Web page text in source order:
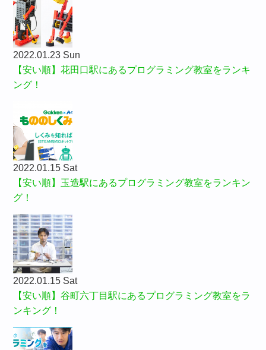
2022.01.23 Sun
【安い順】花田口駅にあるプログラミング教室をランキ
ング！
2022.01.15 Sat
【安い順】玉造駅にあるプログラミング教室をランキン
グ！
2022.01.15 Sat
【安い順】谷町六丁目駅にあるプログラミング教室をラ
ンキング！